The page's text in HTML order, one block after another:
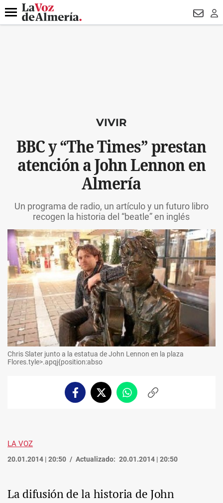
DESTACADO CONDENADOS
Menú
VIVIR
BBC y “The Times” prestan
atención a John Lennon en
Almería
Un programa de radio, un artículo y un futuro libro
recogen la historia del “beatle” en inglés
Chris Slater junto a la estatua de John Lennon en la plaza
Flores.tyle>.apqj{position:abso
FacebookTwitterWhatsappCopiar
LA VOZ
20.01.2014 | 20:50 Actualizado: 20.01.2014 | 20:50
La difusión de la historia de John